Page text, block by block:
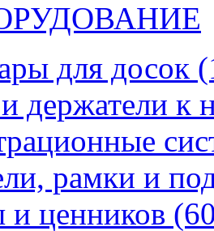
для досок
держатели к
рамки и
и ценников